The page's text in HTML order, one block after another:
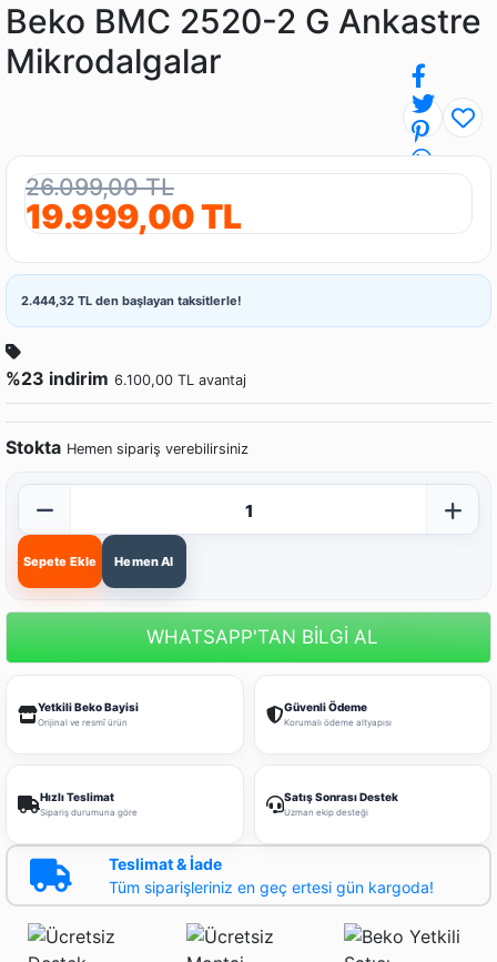
Beko BMC 2520-2 G Ankastre
Mikrodalgalar
26.099,00 TL
19.999,00 TL
2.444,32 TL den başlayan taksitlerle!
%23 indirim 6.100,00 TL avantaj
Stokta Hemen sipariş verebilirsiniz
Sepete Ekle Hemen Al
WHATSAPP'TAN BİLGİ AL
Yetkili Beko Bayisi
Orijinal ve resmî ürün
Güvenli Ödeme
Korumalı ödeme altyapısı
Hızlı Teslimat
Sipariş durumuna göre
Satış Sonrası Destek
Uzman ekip desteği
Teslimat & İade
Tüm siparişleriniz en geç ertesi gün kargoda!